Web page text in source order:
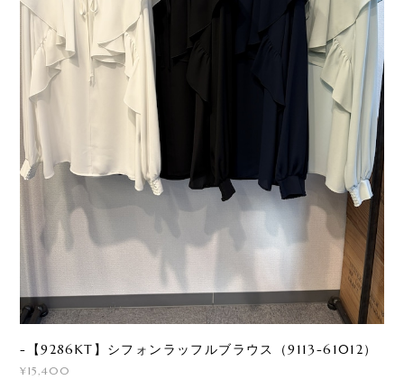
-【9286KT】シフォンラッフルブラウス（9113-61012）
¥15,400